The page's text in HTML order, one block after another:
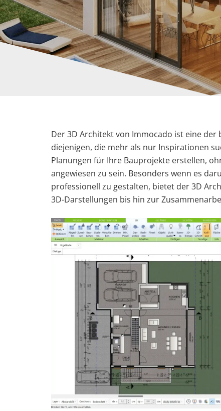
Der 3D Architekt von Immocado ist eine
diejenigen, die mehr als nur Inspirationen
Planungen für Ihre Bauprojekte erstellen,
angewiesen zu sein. Besonders wenn es
professionell zu gestalten, bietet der 3D
3D-Darstellungen bis hin zur